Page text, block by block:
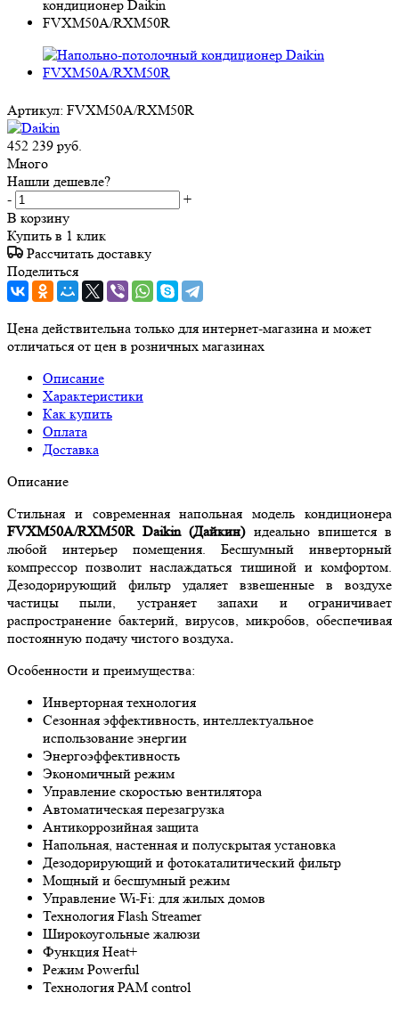
Артикул: FVXM50A/RXM50R
452 239 руб.
Много
Нашли дешевле?
-
+
В корзину
Купить в 1 клик
Рассчитать доставку
Поделиться
Цена действительна только для интернет-магазина и может
отличаться от цен в розничных магазинах
Описание
Характеристики
Как купить
Оплата
Доставка
Описание
Стильная и современная напольная модель кондиционера
FVXM50A/RXM50R Daikin (Дайкин) идеально впишется в
любой интерьер помещения. Бесшумный инверторный
компрессор позволит наслаждаться тишиной и комфортом.
Дезодорирующий фильтр удаляет взвешенные в воздухе
частицы пыли, устраняет запахи и ограничивает
распространение бактерий, вирусов, микробов, обеспечивая
постоянную подачу чистого воздуха.
Особенности и преимущества:
Инверторная технология
Сезонная эффективность, интеллектуальное
использование энергии
Энергоэффективность
Экономичный режим
Управление скоростью вентилятора
Автоматическая перезагрузка
Антикоррозийная защита
Напольная, настенная и полускрытая установка
Дезодорирующий и фотокаталитический фильтр
Мощный и бесшумный режим
Управление Wi-Fi: для жилых домов
Технология Flash Streamer
Широкоугольные жалюзи
Функция Heat+
Режим Powerful
Технология PAM control